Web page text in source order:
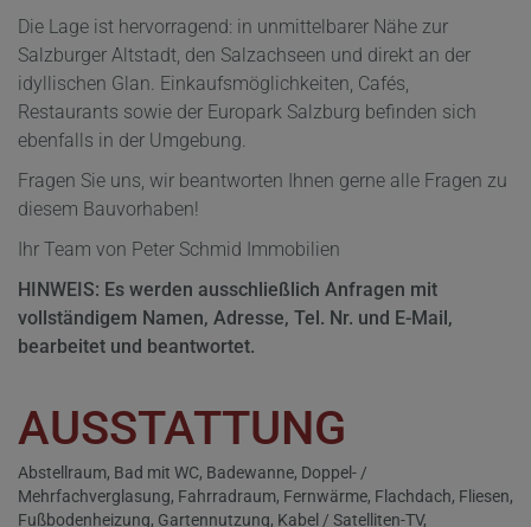
Die Lage ist hervorragend: in unmittelbarer Nähe zur
Salzburger Altstadt, den Salzachseen und direkt an der
idyllischen Glan. Einkaufsmöglichkeiten, Cafés,
Restaurants sowie der Europark Salzburg befinden sich
ebenfalls in der Umgebung.
Fragen Sie uns, wir beantworten Ihnen gerne alle Fragen zu
diesem Bauvorhaben!
Ihr Team von Peter Schmid Immobilien
HINWEIS: Es werden ausschließlich Anfragen mit
vollständigem Namen, Adresse, Tel. Nr. und E-Mail,
bearbeitet und beantwortet.
AUSSTATTUNG
Abstellraum Bad mit WC Badewanne Doppel- /
Mehrfachverglasung Fahrradraum Fernwärme Flachdach Fliesen
Fußbodenheizung Gartennutzung Kabel / Satelliten-TV